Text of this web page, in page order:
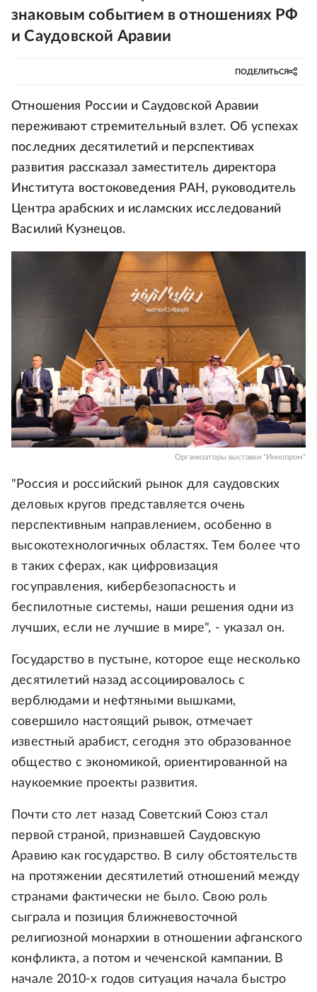
знаковым событием в отношениях РФ
и Саудовской Аравии
ПОДЕЛИТЬСЯ
Отношения России и Саудовской Аравии
переживают стремительный взлет. Об успехах
последних десятилетий и перспективах
развития рассказал заместитель директора
Института востоковедения РАН, руководитель
Центра арабских и исламских исследований
Василий Кузнецов.
Организаторы выставки "Иннопром"
"Россия и российский рынок для саудовских
деловых кругов представляется очень
перспективным направлением, особенно в
высокотехнологичных областях. Тем более что
в таких сферах, как цифровизация
госуправления, кибербезопасность и
беспилотные системы, наши решения одни из
лучших, если не лучшие в мире", - указал он.
Государство в пустыне, которое еще несколько
десятилетий назад ассоциировалось с
верблюдами и нефтяными вышками,
совершило настоящий рывок, отмечает
известный арабист, сегодня это образованное
общество с экономикой, ориентированной на
наукоемкие проекты развития.
Почти сто лет назад Советский Союз стал
первой страной, признавшей Саудовскую
Аравию как государство. В силу обстоятельств
на протяжении десятилетий отношений между
странами фактически не было. Свою роль
сыграла и позиция ближневосточной
религиозной монархии в отношении афганского
конфликта, а потом и чеченской кампании. В
начале 2010-х годов ситуация начала быстро